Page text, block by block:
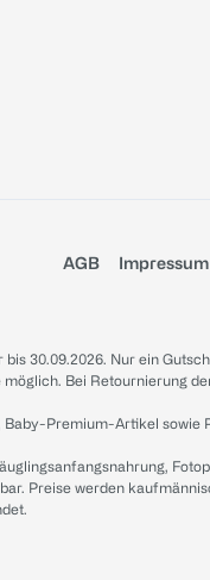
AGB Impressum
30.09.2026. Nur ein
Bei Retournierung
Premium-Artikel
Preise werden